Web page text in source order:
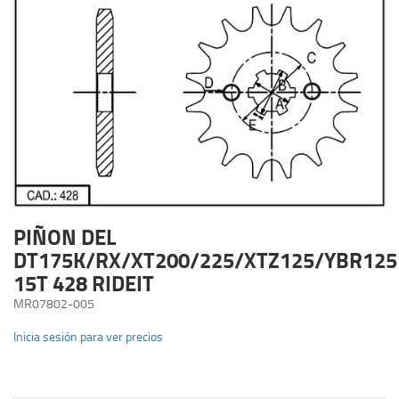
PIÑON DEL
DT175K/RX/XT200/225/XTZ125/YBR125
15T 428 RIDEIT
MR07802-005
Inicia sesión para ver precios